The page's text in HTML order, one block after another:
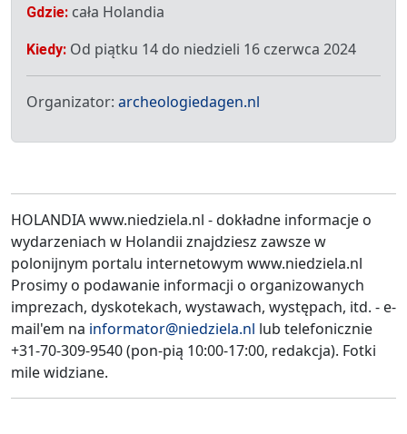
Gdzie: cała Holandia
Kiedy: Od piątku 14 do niedzieli 16 czerwca 2024
Organizator: archeologiedagen.nl
HOLANDIA www.niedziela.nl - dokładne informacje o
wydarzeniach w Holandii znajdziesz zawsze w
polonijnym portalu internetowym www.niedziela.nl
Prosimy o podawanie informacji o organizowanych
imprezach, dyskotekach, wystawach, występach, itd. - e-
mail'em na informator@niedziela.nl lub telefonicznie
+31-70-309-9540 (pon-pią 10:00-17:00, redakcja). Fotki
mile widziane.